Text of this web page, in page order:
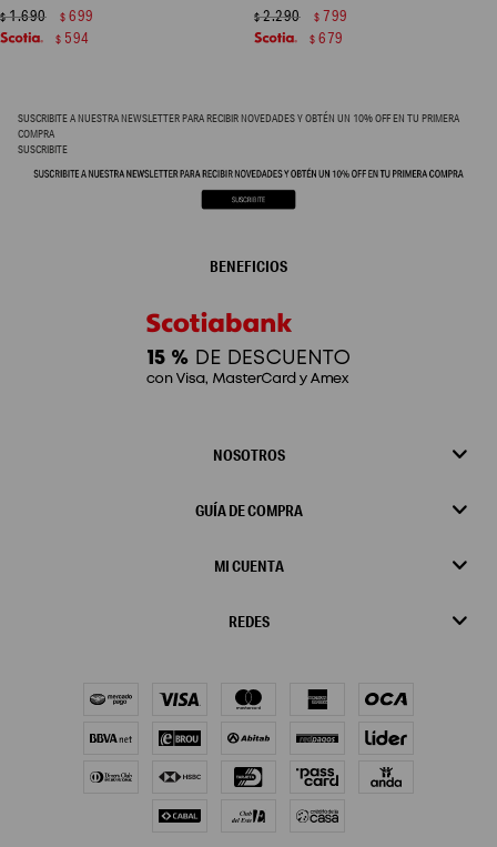
$1.690 $ 699
$ 594
$2.290 $ 799
$ 679
SUSCRIBITE A NUESTRA NEWSLETTER PARA RECIBIR NOVEDADES Y OBTÉN UN 10% OFF EN TU PRIMERA
COMPRA
SUSCRIBITE
NOSOTROS
GUÍA DE COMPRA
MI CUENTA
REDES
BENEFICIOS